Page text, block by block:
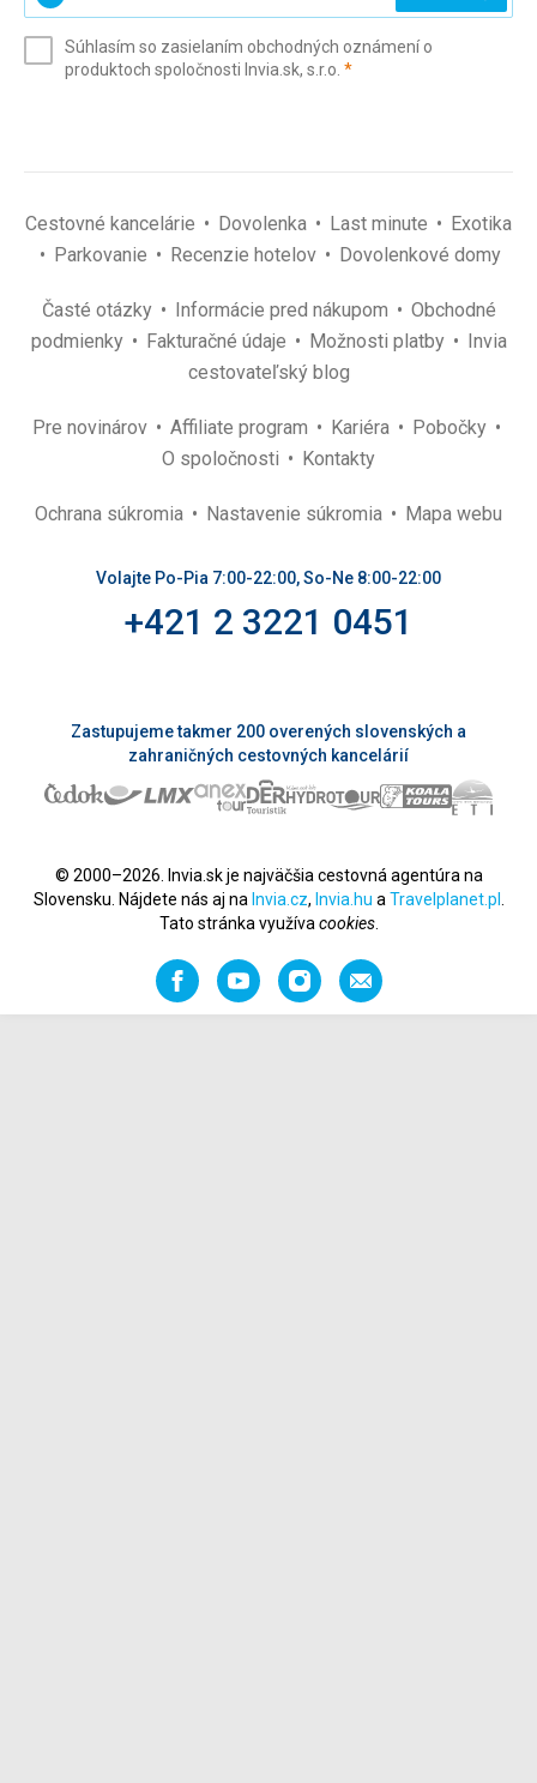
(povinné)
Súhlasím so zasielaním obchodných oznámení o
produktoch spoločnosti Invia.sk, s.r.o. *(povinné)
Cestovné kancelárie Dovolenka Last minute
Exotika
Parkovanie
Recenzie hotelov Dovolenkové domy
Časté otázky Informácie pred nákupom
Obchodné
podmienky
Fakturačné údaje Možnosti platby
Invia
cestovateľský blog
Pre novinárov Affiliate program Kariéra
Pobočky
O spoločnosti
Kontakty
Ochrana súkromia Nastavenie súkromia Mapa webu
Volajte Po-Pia 7:00-22:00, So-Ne 8:00-22:00
+421 2 3221 0451
Zastupujeme takmer 200 overených slovenských a
zahraničných cestovných kancelárií
© 2000–2026. Invia.sk je najväčšia cestovná agentúra na
Slovensku. Nájdete nás aj na Invia.cz, Invia.hu a Travelplanet.pl
Tato stránka využíva cookies.
FacebookYouTubeInstagramOdporučiť